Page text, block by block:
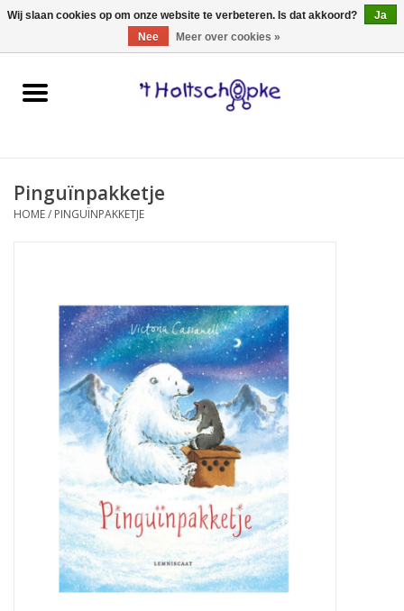
0 Artikelen - €0,00
Home
spellen
hebbedingen
kinderkamer
eten & drinken
Pinguïnpakketje
HOME/ PINGUÏNPAKKETJE
Wij slaan cookies op om onze website te verbeteren. Is dat akkoord?
Ja
Nee
Meer over cookies »